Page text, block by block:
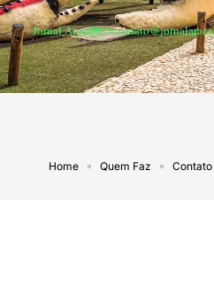
Jornal Aracaju –
Home Quem Faz Contato